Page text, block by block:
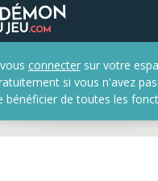
fiche
connectersur votre
si vous n'avez
bénéficier de toutes les